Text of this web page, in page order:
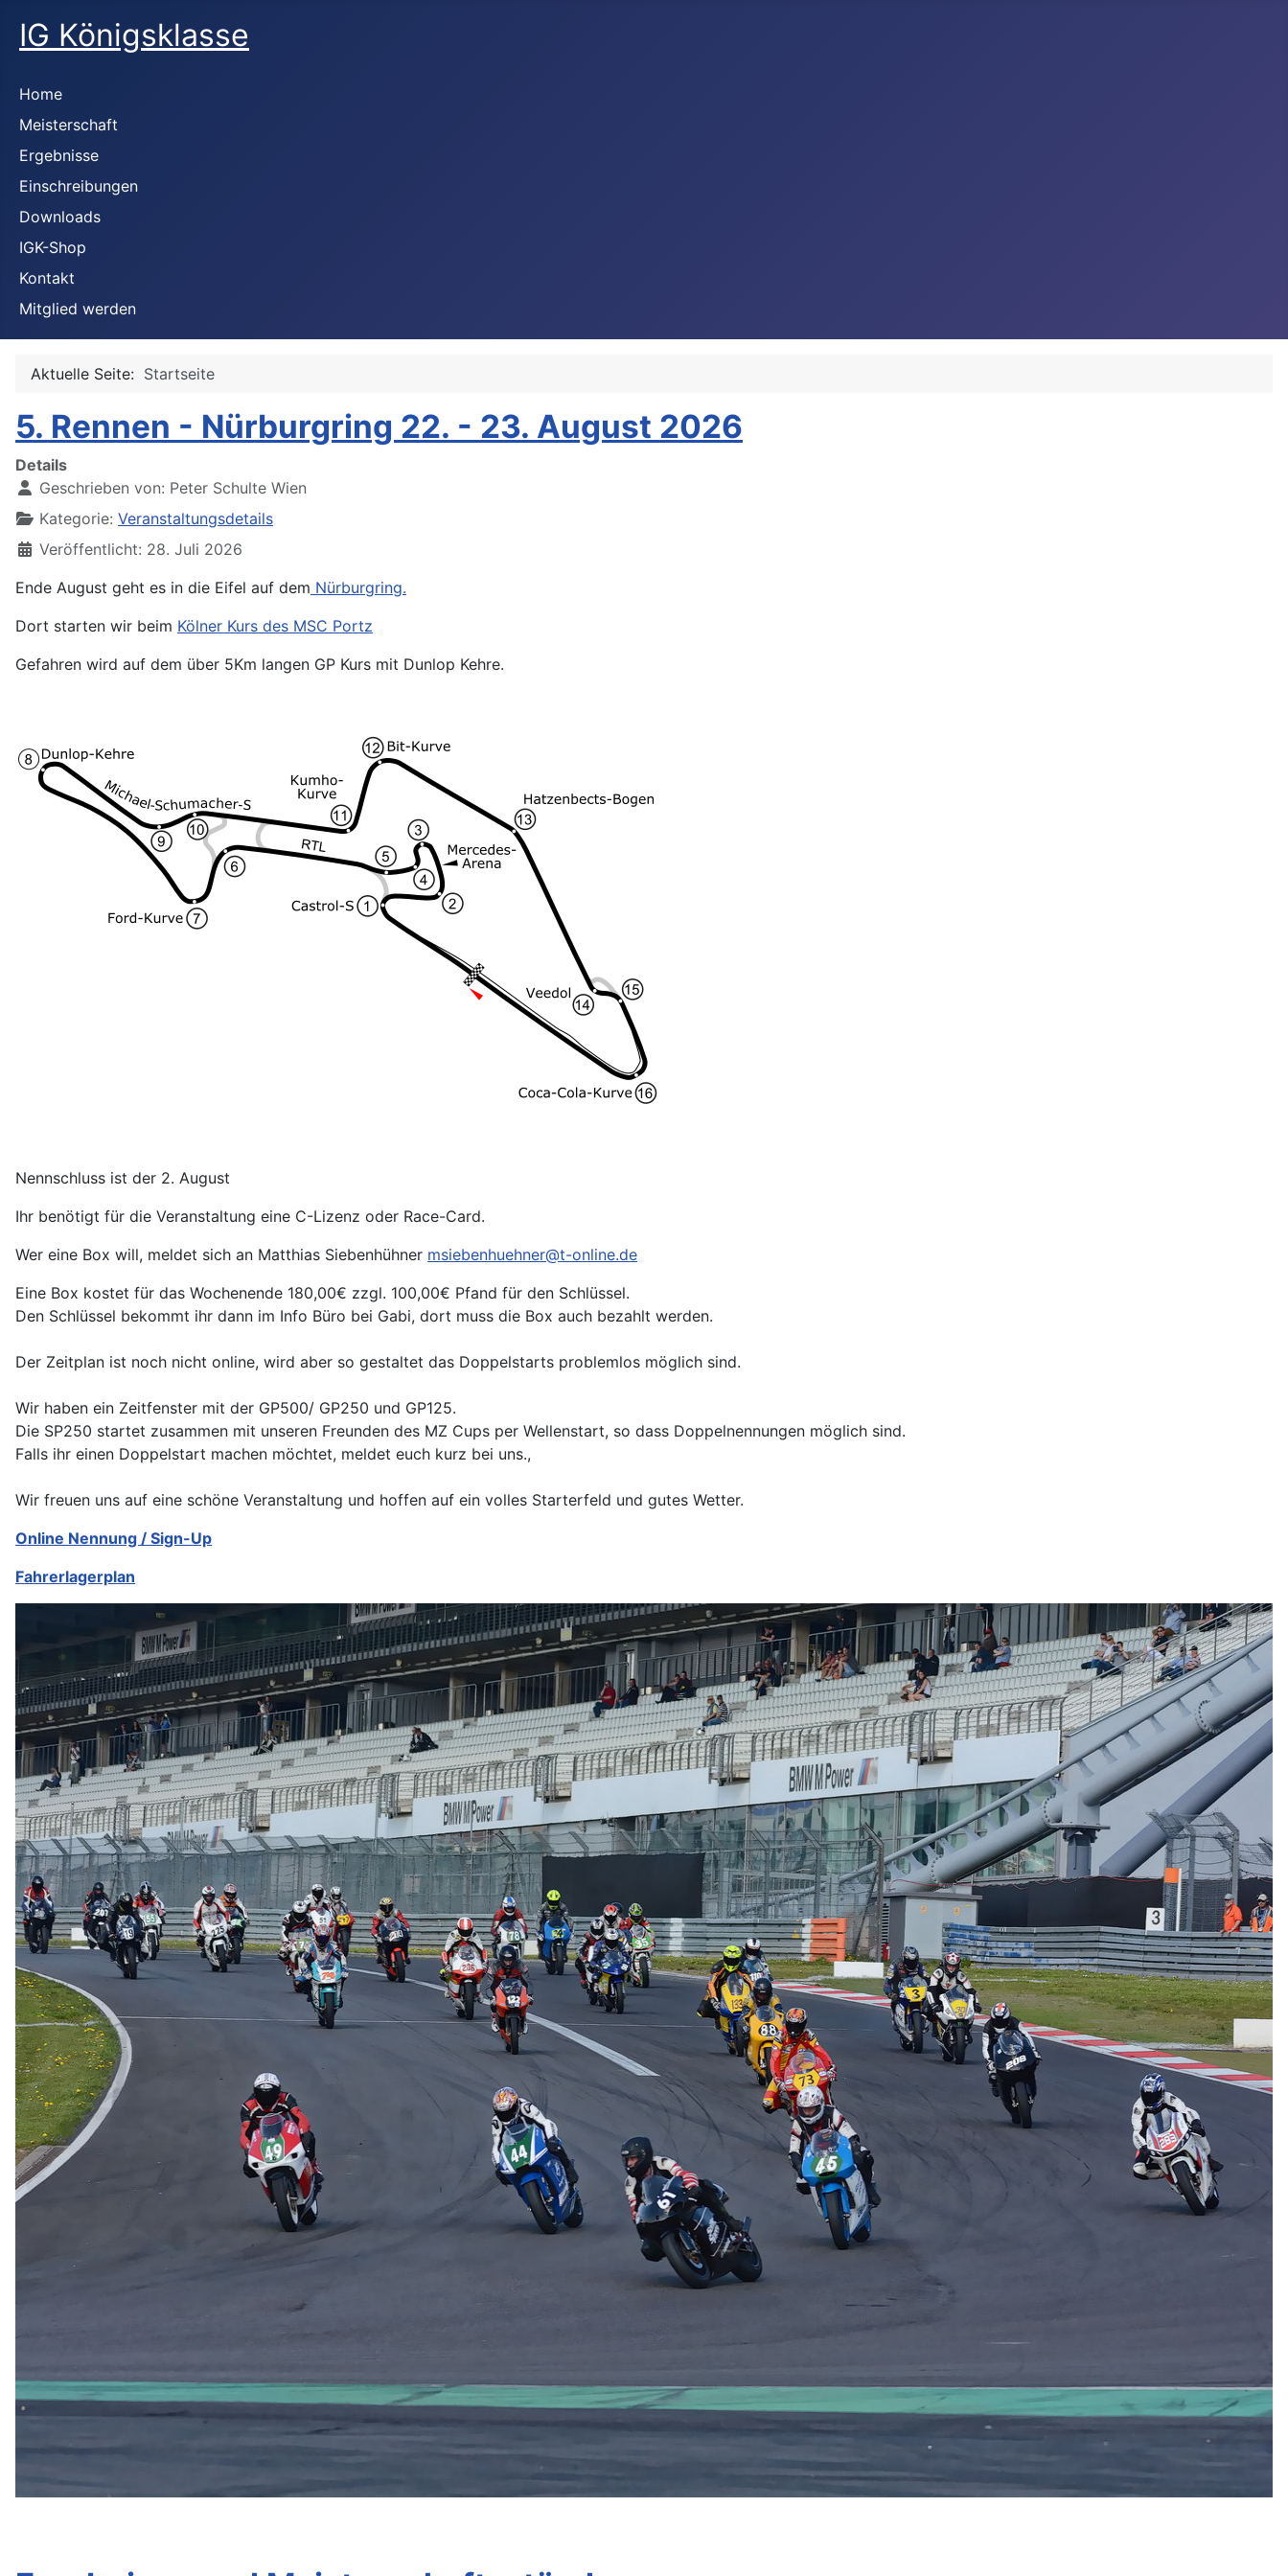
IG Königsklasse
Home
Meisterschaft
Ergebnisse
Einschreibungen
Downloads
IGK-Shop
Kontakt
Mitglied werden
Aktuelle Seite: Startseite
5. Rennen - Nürburgring 22. - 23. August 2026
Details
Geschrieben von: Peter Schulte Wien
Kategorie: Veranstaltungsdetails
Veröffentlicht: 28. Juli 2026
Ende August geht es in die Eifel auf dem Nürburgring.
Dort starten wir beim Kölner Kurs des MSC Portz
Gefahren wird auf dem über 5Km langen GP Kurs mit Dunlop Kehre.
Nennschluss ist der 2. August
Ihr benötigt für die Veranstaltung eine C-Lizenz oder Race-Card.
Wer eine Box will, meldet sich an Matthias Siebenhühner msiebenhuehner@t-online.de
Eine Box kostet für das Wochenende 180,00€ zzgl. 100,00€ Pfand für den Schlüssel.
Den Schlüssel bekommt ihr dann im Info Büro bei Gabi, dort muss die Box auch bezahlt werden.
Der Zeitplan ist noch nicht online, wird aber so gestaltet das Doppelstarts problemlos möglich sind.
Wir haben ein Zeitfenster mit der GP500/ GP250 und GP125.
Die SP250 startet zusammen mit unseren Freunden des MZ Cups per Wellenstart, so dass Doppelnennungen möglich sind.
Falls ihr einen Doppelstart machen möchtet, meldet euch kurz bei uns.,
Wir freuen uns auf eine schöne Veranstaltung und hoffen auf ein volles Starterfeld und gutes Wetter.
Online Nennung / Sign-Up
Fahrerlagerplan